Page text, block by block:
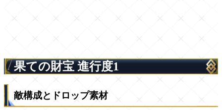
果ての財宝 進行度1
敵構成とドロップ素材